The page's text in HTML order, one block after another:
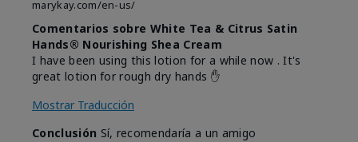
marykay.com/en-us/
Comentarios sobre White Tea & Citrus Satin
Hands® Nourishing Shea Cream
I have been using this lotion for a while now . It's
great lotion for rough dry hands ✋️
Mostrar Traducción
Conclusión Sí, recomendaría a un amigo